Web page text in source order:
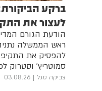
ברקע
לעצור את
הודעת הגורם
ראש הממשלה
להפסיק את
סמוטריץ' וסטרוק
צביקה סגל 03.08.26